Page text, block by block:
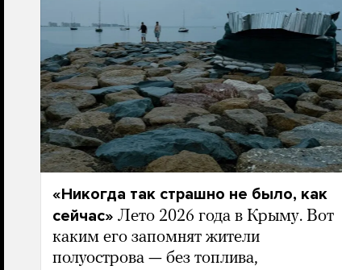
«Никогда так страшно не было, как
сейчас» Лето 2026 года в Крыму. Вот
каким его запомнят жители
полуострова — без топлива,